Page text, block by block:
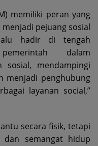
memiliki peran yang
pejuang sosial
hadir di tengah
dalam
sosial, mendampingi
menjadi penghubung
layanan social,”
secara fisik, tetapi
dan semangat hidup